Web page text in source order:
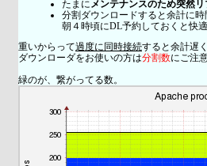
たまにメンテナンスのため突然リ
分割ダウンロードすると余計に
朝４時頃にDL予約しておくと快
重いからって過度に同時接続すると余計遅く
ダウンローダをお使いの方は分割数にご注意
緑のが、繋がってる数。